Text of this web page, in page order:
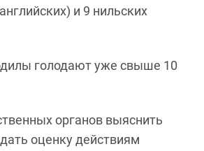
и 9 нильских
голодают уже свыше 10
органов выяснить
оценку действиям